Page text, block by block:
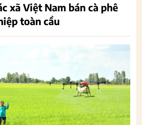
xã Việt Nam bán cà phê
toàn cầu